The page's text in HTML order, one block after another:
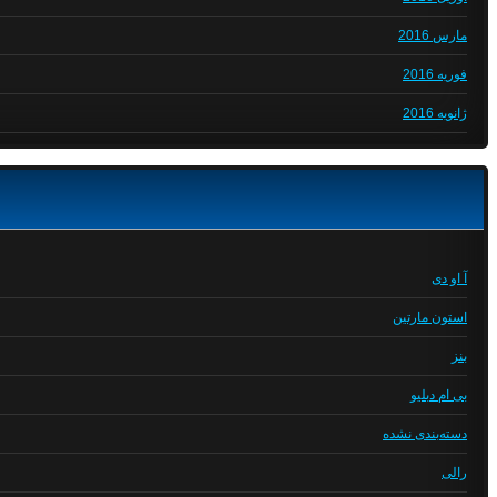
مارس 2016
فوریه 2016
ژانویه 2016
آ او دی
استون مارتین
بنز
بی ام دبلیو
دسته‌بندی نشده
رالی